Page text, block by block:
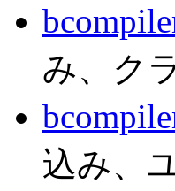
み、ク
込み、